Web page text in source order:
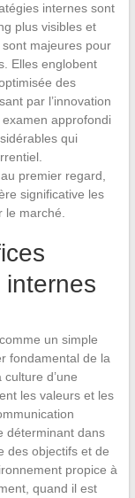
internes sont
plus visibles et
majeures pour
Elles englobent
des
par l’innovation
approfondi
qui
premier regard,
significative les
marché.
un simple
fondamental de la
d’une
les valeurs et les
déterminant dans
des objectifs et de
propice à
quand il est